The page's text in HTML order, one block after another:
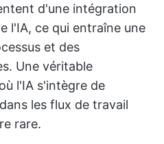
d'une intégration
l'IA, ce qui entraîne une
et des
Une véritable
l'IA s'intègre de
les flux de travail
rare.